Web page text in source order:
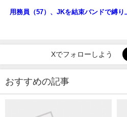
用務員（57）、JKを結束バンドで縛り
Xでフォローしよう
おすすめの記事